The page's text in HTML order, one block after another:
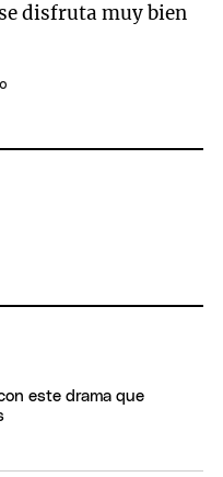
disfruta muy bien
este drama que